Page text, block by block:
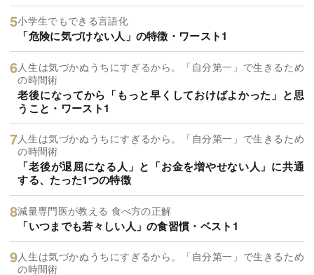
小学生でもできる言語化
「危険に気づけない人」の特徴・ワースト1
人生は気づかぬうちにすぎるから。「自分第一」で生きるため
の時間術
老後になってから「もっと早くしておけばよかった」と思
うこと・ワースト1
人生は気づかぬうちにすぎるから。「自分第一」で生きるため
の時間術
「老後が退屈になる人」と「お金を増やせない人」に共通
する、たった1つの特徴
減量専門医が教える 食べ方の正解
「いつまでも若々しい人」の食習慣・ベスト1
人生は気づかぬうちにすぎるから。「自分第一」で生きるため
の時間術